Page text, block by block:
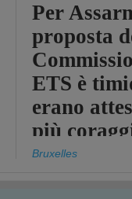
Per
proposta
ETS è
erano
più
Bruxelles